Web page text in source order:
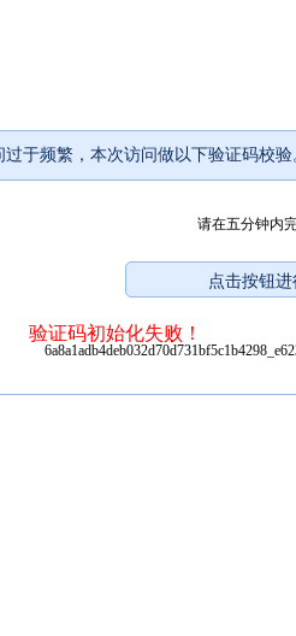
过于频繁，本次访问做以下验证码校验
请在五分钟内
验证码初始化失败！